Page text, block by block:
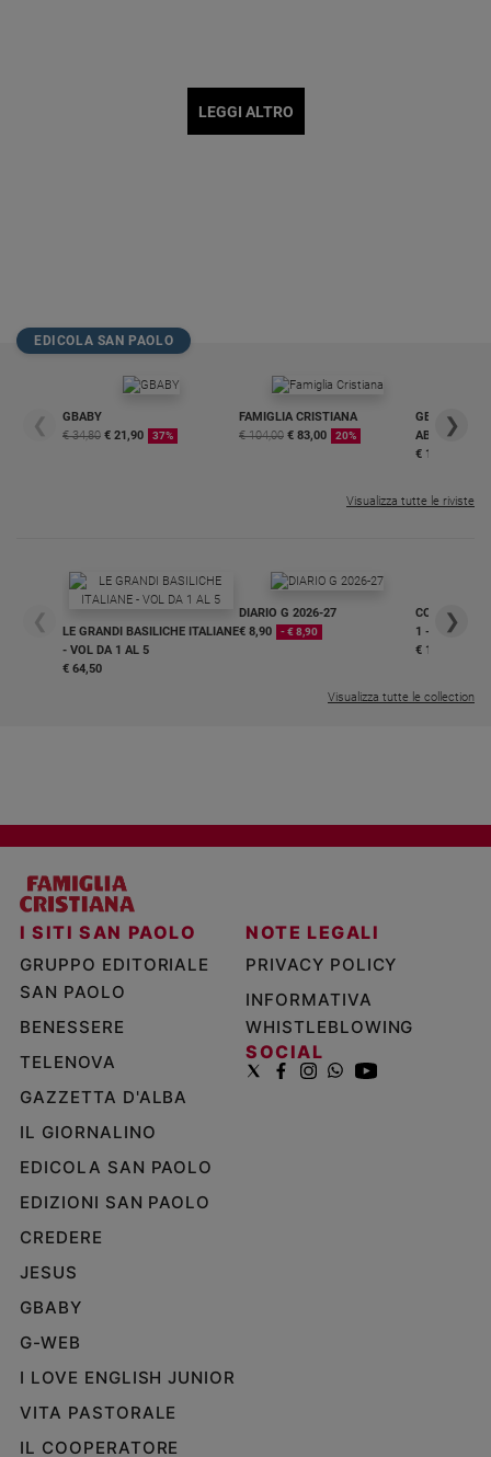
LEGGI ALTRO
EDICOLA SAN PAOLO
❮
GBABY
€ 34,80 € 21,90 37%
FAMIGLIA CRISTIANA
€ 104,00 € 83,00 20%
GBABY
€ 16,99
❯
Visualizza tutte le riviste
❮
LE GRANDI BASILICHE ITALIANE
- VOL DA 1 AL 5
€ 64,50
DIARIO G 2026-27
€ 8,90
- € 8,90
COLLANA
1 - 2
€ 18,50
❯
Visualizza tutte le collection
I SITI SAN PAOLO
GRUPPO EDITORIALE
SAN PAOLO
BENESSERE
TELENOVA
GAZZETTA D'ALBA
IL GIORNALINO
EDICOLA SAN PAOLO
EDIZIONI SAN PAOLO
CREDERE
JESUS
GBABY
G-WEB
I LOVE ENGLISH JUNIOR
VITA PASTORALE
IL COOPERATORE
NOTE LEGALI
PRIVACY POLICY
INFORMATIVA
WHISTLEBLOWING
SOCIAL